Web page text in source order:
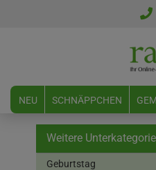
NEU SCHNÄPPCHEN
Weitere
Geburtstag